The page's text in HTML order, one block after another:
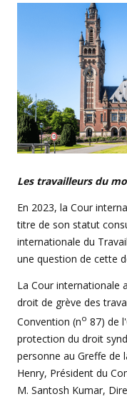
Les travailleurs du
En 2023, la Cour
titre de son statut
internationale du
une question de cette
La Cour internationale
droit de grève des
Convention (no 87) de
protection du droit
personne au Greffe de
Henry, Président du
M. Santosh Kumar,